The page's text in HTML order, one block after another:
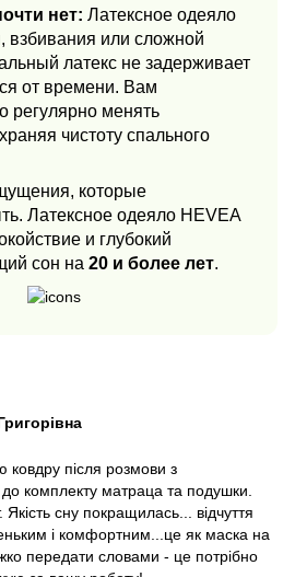
нет: Латексное одеяло
взбивания или сложной
латекс не задерживает
от времени. Вам
регулярно менять
чистоту спального
которые
Латексное одеяло HEVEA
и глубокий
сон на 20 и более лет.
після розмови з
комплекту матраца та подушки.
сну покращилась... відчуття
і комфортним...це як маска на
передати словами - це потрібно